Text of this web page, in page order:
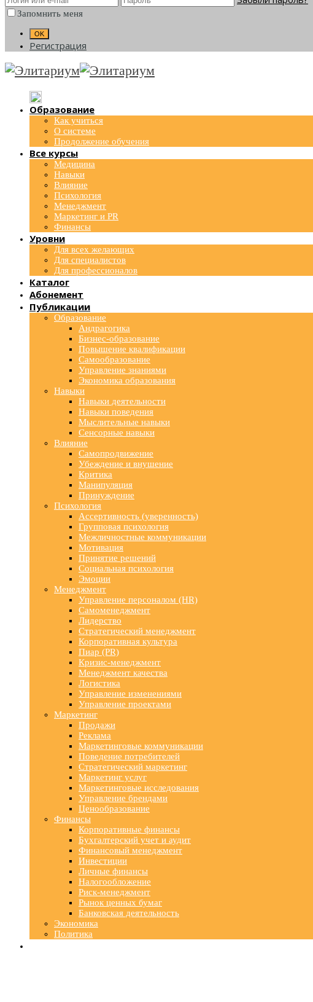
Запомнить меня
Регистрация
Образование
Как учиться
О системе
Продолжение обучения
Все курсы
Медицина
Навыки
Влияние
Психология
Менеджмент
Маркетинг и PR
Финансы
Уровни
Для всех желающих
Для специалистов
Для профессионалов
Каталог
Абонемент
Публикации
Образование
Андрагогика
Бизнес-образование
Повышение квалификации
Самообразование
Управление знаниями
Экономика образования
Навыки
Навыки деятельности
Навыки поведения
Мыслительные навыки
Сенсорные навыки
Влияние
Самопродвижение
Убеждение и внушение
Критика
Манипуляция
Принуждение
Психология
Ассертивность (уверенность)
Групповая психология
Межличностные коммуникации
Мотивация
Принятие решений
Социальная психология
Эмоции
Менеджмент
Управление персоналом (HR)
Самоменеджмент
Лидерство
Стратегический менеджмент
Корпоративная культура
Пиар (PR)
Кризис-менеджмент
Менеджмент качества
Логистика
Управление изменениями
Управление проектами
Маркетинг
Продажи
Реклама
Маркетинговые коммуникации
Поведение потребителей
Стратегический маркетинг
Маркетинг услуг
Маркетинговые исследования
Управление брендами
Ценообразование
Финансы
Корпоративные финансы
Бухгалтерский учет и аудит
Финансовый менеджмент
Инвестиции
Личные финансы
Налогообложение
Риск-менеджмент
Рынок ценных бумаг
Банковская деятельность
Экономика
Политика